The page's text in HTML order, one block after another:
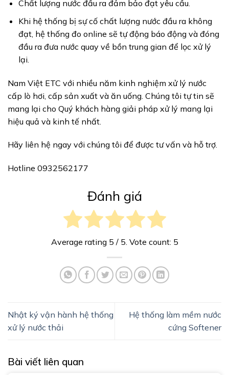
Chất lượng nước đầu ra đảm bảo đạt yêu cầu.
Khi hệ thống bị sự cố chất lượng nước đầu ra không
đạt, hệ thống đo online sẽ tự động báo động và đóng
đầu ra đưa nước quay về bồn trung gian để lọc xử lý
lại.
Nam Việt ETC với nhiều năm kinh nghiệm xử lý nước
cấp lò hơi, cấp sản xuất và ăn uống. Chúng tôi tự tin sẽ
mang lại cho Quý khách hàng giải pháp xử lý mang lại
hiệu quả và kinh tế nhất.
Hãy liên hệ ngay với chúng tôi để được tư vấn và hỗ trợ.
Hotline 0932562177
Đánh giá
Average rating 5 / 5. Vote count: 5
Nhật ký vận hành hệ thống
xử lý nước thải
Hệ thống làm mềm nước
cứng Softener
Bài viết liên quan